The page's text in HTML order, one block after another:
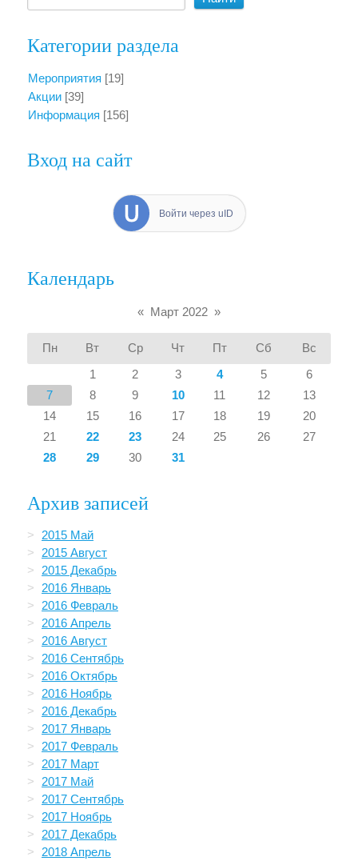
Категории раздела
Мероприятия [19]
Акции [39]
Информация [156]
Вход на сайт
Войти через uID
Календарь
« Март 2022 »
Пн Вт Ср Чт Пт Сб
Вс
1
2 3 4 5
6
7
8 9 10 11 12
13
14
15 16 17 18 19
20
21
22 23 24 25 26
27
28
29 30 31
Архив записей
2015 Май
2015 Август
2015 Декабрь
2016 Январь
2016 Февраль
2016 Апрель
2016 Август
2016 Сентябрь
2016 Октябрь
2016 Ноябрь
2016 Декабрь
2017 Январь
2017 Февраль
2017 Март
2017 Май
2017 Сентябрь
2017 Ноябрь
2017 Декабрь
2018 Апрель